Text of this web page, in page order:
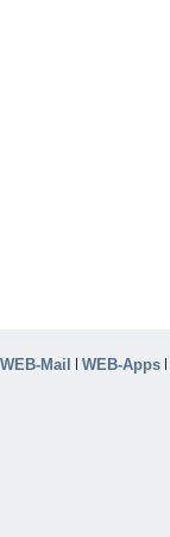
WEB-Mail | WEB-Apps |